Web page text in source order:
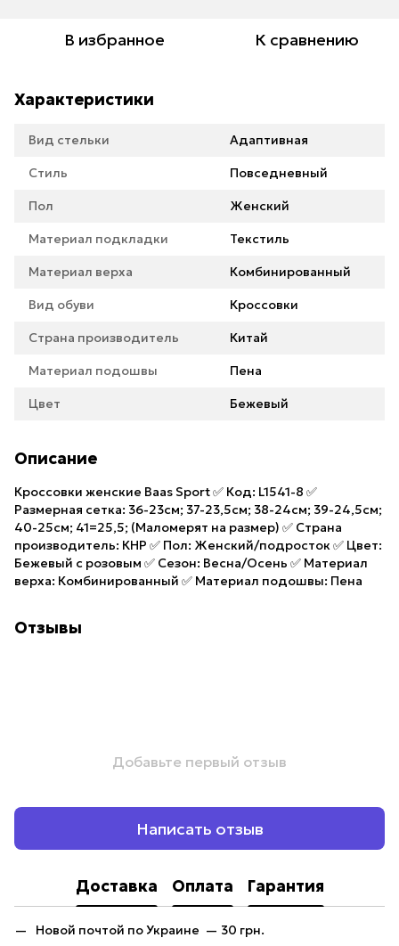
В избранное К сравнению
Характеристики
Вид стельки Адаптивная
Стиль Повседневный
Пол Женский
Материал подкладки Текстиль
Материал верха Комбинированный
Вид обуви Кроссовки
Страна производитель Китай
Материал подошвы Пена
Цвет Бежевый
Описание
Кроссовки женские Baas Sport ✅ Код: L1541-8 ✅
Размерная сетка: 36-23см; 37-23,5см; 38-24см; 39-24,5см;
40-25см; 41=25,5; (Маломерят на размер) ✅ Страна
производитель: КНР ✅ Пол: Женский/подросток ✅ Цвет:
Бежевый с розовым ✅ Сезон: Весна/Осень ✅ Материал
верха: Комбинированный ✅ Материал подошвы: Пена
Отзывы
Добавьте первый отзыв
Написать отзыв
Доставка Оплата Гарантия
Новой почтой по Украине — 30 грн.